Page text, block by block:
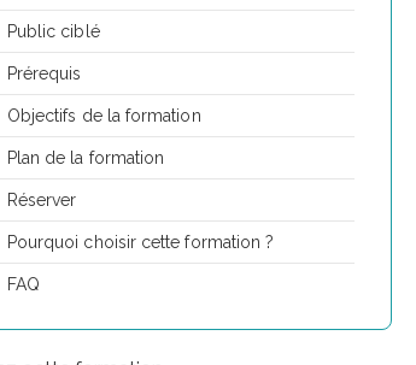
Public ciblé
Prérequis
Objectifs de la formation
Plan de la formation
Réserver
Pourquoi choisir cette formation ?
FAQ